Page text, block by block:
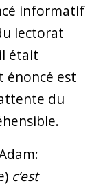
informatif
lectorat
était
énoncé est
du
c’est